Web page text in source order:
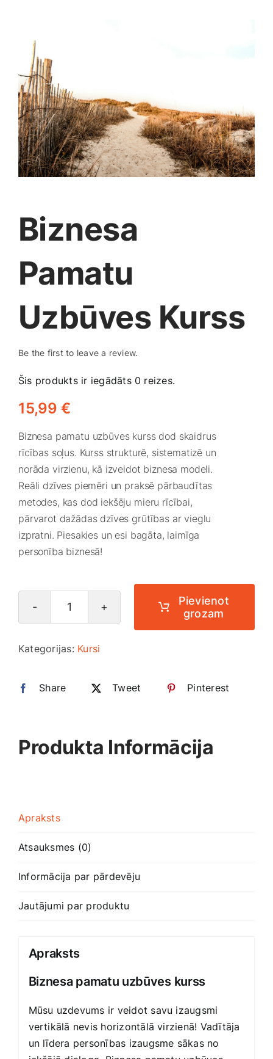
Pirktākās preces
Raksti
Gudrā māja
Mājai un remontam
Mājražotājiem
Mēbeles un interjers
Medicīnas preces
Mobilie telefoni, planšetdatori
Pakalpojumi
Preces birojam
Preces pieaugušajiem
Rotaļlietas, bērnu preces
Smaržas, kosmētika
Sports, tūrisms un atpūta
Zoo preces
Biznesa
Pamatu
Uzbūves Kurss
Be the first to leave a review.
Šis produkts ir iegādāts 0 reizes.
15,99 €
Biznesa pamatu uzbūves kurss dod skaidrus
rīcības soļus. Kurss strukturē, sistematizē un
norāda virzienu, kā izveidot biznesa modeli.
Reāli dzīves piemēri un praksē pārbaudītas
metodes, kas dod iekšēju mieru rīcībai,
pārvarot dažādas dzīves grūtības ar vieglu
izpratni. Piesakies un esi bagāta, laimīga
personība biznesā!
Biznesa
uzbūves
daudzums
Pievienot
grozam
Kategorijas: Kursi
Share Tweet Pinterest
Produkta Informācija
Apraksts
Atsauksmes (0)
Informācija par pārdevēju
Jautājumi par produktu
Apraksts
Biznesa pamatu uzbūves kurss
Mūsu uzdevums ir veidot savu izaugsmi
vertikālā nevis horizontālā virzienā! Vadītāja
un līdera personības izaugsme sākas no